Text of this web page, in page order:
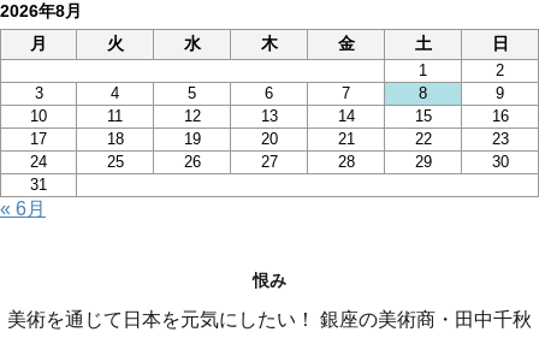
2026年8月
月
火 水 木 金 土 日
1
2
3
4 5 6 7 8
9
10
11 12 13 14 15
16
17
18 19 20 21 22
23
24
25 26 27 28 29
30
31
« 6月
恨み
美術を通じて日本を元気にしたい！ 銀座の美術商・田中千秋